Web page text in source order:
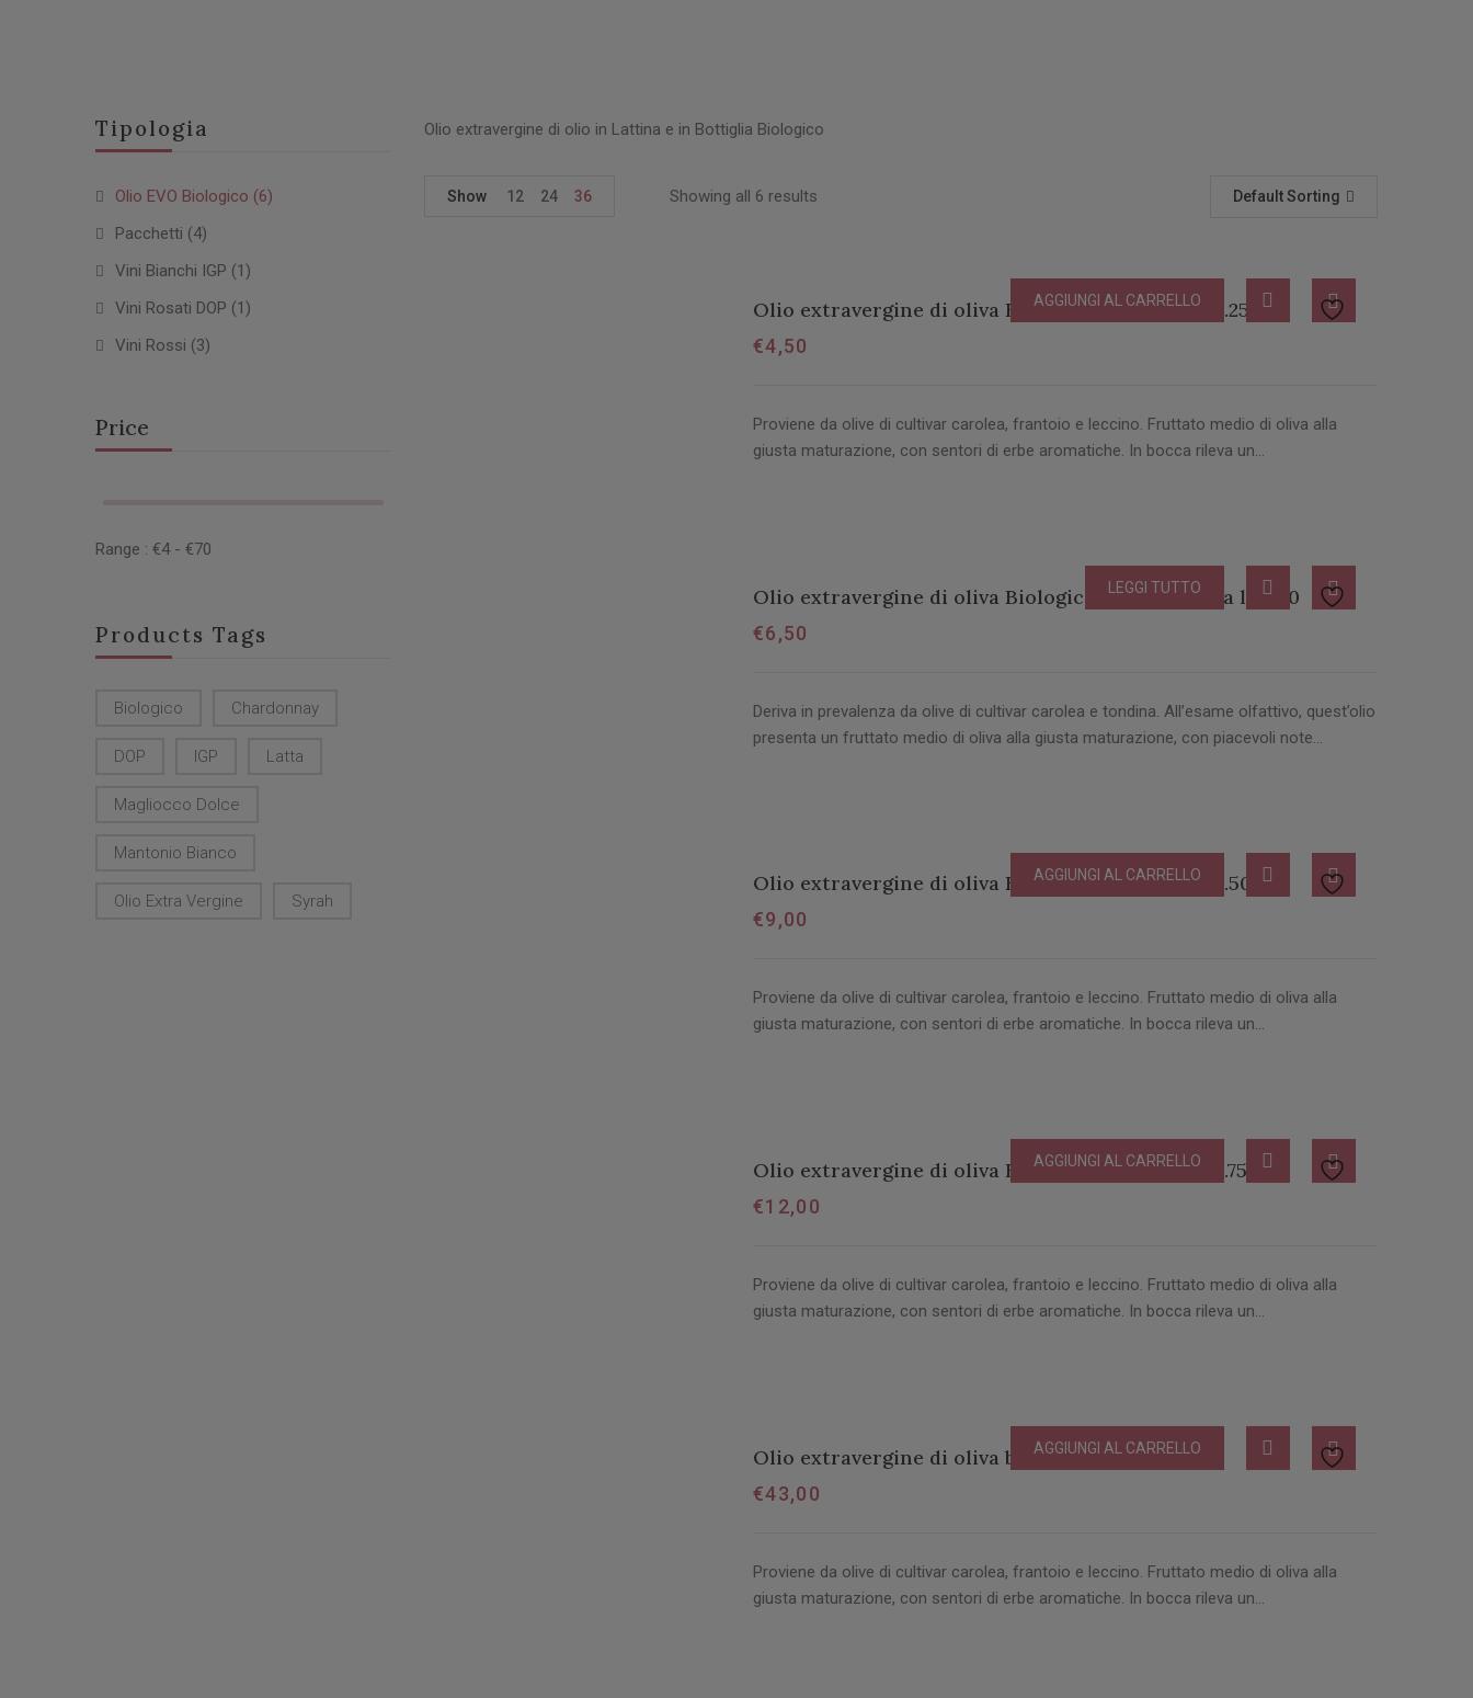
Tipologia
Olio EVO Biologico (6)
Pacchetti (4)
Vini Bianchi IGP (1)
Vini Rosati DOP (1)
Vini Rossi (3)
Price
Range : €4 - €70
Products Tags
Biologico Chardonnay
DOP IGP Latta
Magliocco Dolce
Mantonio Bianco
Olio Extra Vergine Syrah
Olio extravergine di olio in Lattina e in Bottiglia Biologico
Showing all 6 results Default Sorting
Show 12 24 36
Olio extravergine di oliva Biologico Bottiglia lt 0.25
€4,50
AGGIUNGI AL CARRELLO
Proviene da olive di cultivar carolea, frantoio e leccino. Fruttato medio di oliva alla
giusta maturazione, con sentori di erbe aromatiche. In bocca rileva un…
Olio extravergine di oliva Biologico DOP Bottiglia lt 0.50
€6,50
LEGGI TUTTO
Deriva in prevalenza da olive di cultivar carolea e tondina. All’esame olfattivo, quest’olio
presenta un fruttato medio di oliva alla giusta maturazione, con piacevoli note…
Olio extravergine di oliva Biologico Bottiglia lt 0.50
€9,00
AGGIUNGI AL CARRELLO
Proviene da olive di cultivar carolea, frantoio e leccino. Fruttato medio di oliva alla
giusta maturazione, con sentori di erbe aromatiche. In bocca rileva un…
Olio extravergine di oliva Biologico Bottiglia lt 0.75
€12,00
AGGIUNGI AL CARRELLO
Proviene da olive di cultivar carolea, frantoio e leccino. Fruttato medio di oliva alla
giusta maturazione, con sentori di erbe aromatiche. In bocca rileva un…
Olio extravergine di oliva biologico Latta lt 3
€43,00
AGGIUNGI AL CARRELLO
Proviene da olive di cultivar carolea, frantoio e leccino. Fruttato medio di oliva alla
giusta maturazione, con sentori di erbe aromatiche. In bocca rileva un…